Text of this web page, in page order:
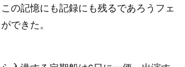
の記憶にも記録にも残るであろうフェ
できた。